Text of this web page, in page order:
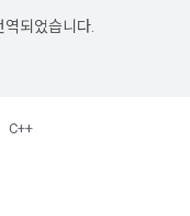
역되었습니다.
C++